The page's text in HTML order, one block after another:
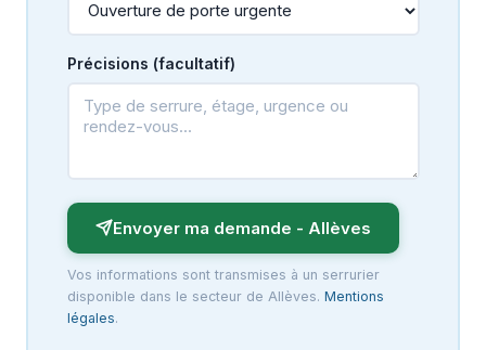
Précisions (facultatif)
Envoyer ma demande - Allèves
Vos informations sont transmises à un serrurier
disponible dans le secteur de Allèves. Mentions
légales.